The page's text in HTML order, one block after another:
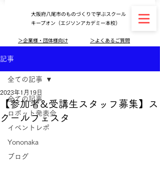
大阪府八尾市のものづくりで学ぶスクール
キープオン（エジソンアカデミー本校）
＞よくあるご質問
＞企業様・団体様向け
記事
全ての記事
ロボット発表会
イベントレポ
Yononaka
ブログ
全ての記事
【参加者&受講生スタッフ募集】ス
クールフェスタ
2023年1月19日